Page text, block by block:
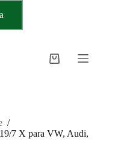
Carro
/
7 X para VW, Audi,